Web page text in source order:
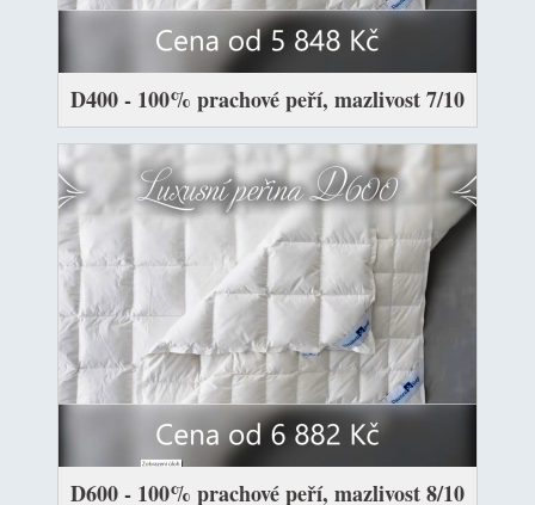
D400 - 100% prachové peří, mazlivost 7/10
D600 - 100% prachové peří, mazlivost 8/10